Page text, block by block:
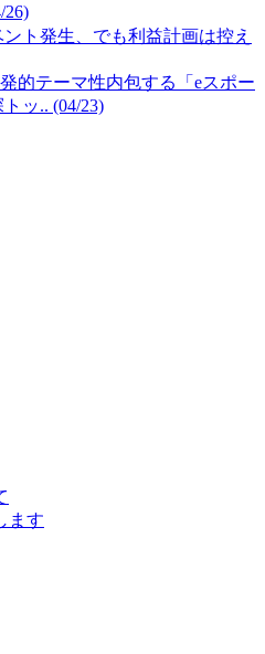
26)
ト発生、でも利益計画は控え
的テーマ性内包する「eスポー
ッ.. (04/23)
ます